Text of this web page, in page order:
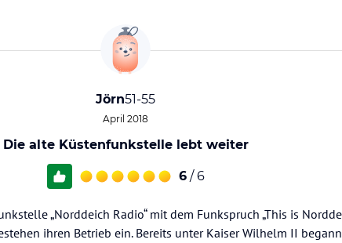
Jörn51-55
April 2018
Die alte Küstenfunkstelle lebt weiter
6 / 6
„Norddeich Radio“ mit dem Funkspruch „This is
ihren Betrieb ein. Bereits unter Kaiser Wilhelm II